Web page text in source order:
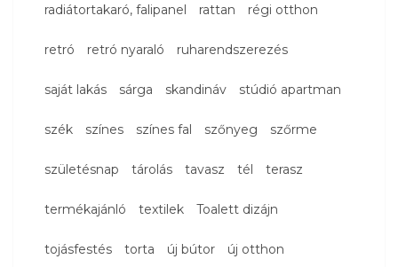
radiátortakaró, falipanel rattan régi otthon
retró retró nyaraló ruharendszerezés
saját lakás sárga skandináv stúdió apartman
szék színes színes fal szőnyeg szőrme
születésnap tárolás tavasz tél terasz
termékajánló textilek Toalett dizájn
tojásfestés torta új bútor új otthon